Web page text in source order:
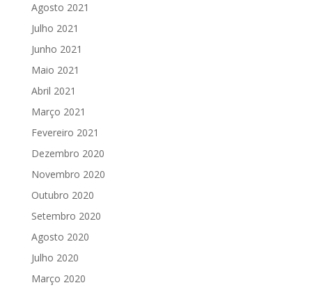
Agosto 2021
Julho 2021
Junho 2021
Maio 2021
Abril 2021
Março 2021
Fevereiro 2021
Dezembro 2020
Novembro 2020
Outubro 2020
Setembro 2020
Agosto 2020
Julho 2020
Março 2020